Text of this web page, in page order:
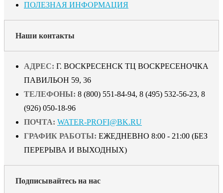
ПОЛЕЗНАЯ ИНФОРМАЦИЯ
Наши контакты
АДРЕС: Г. ВОСКРЕСЕНСК ТЦ ВОСКРЕСЕНОЧКА
ПАВИЛЬОН 59, 36
ТЕЛЕФОНЫ: 8 (800) 551-84-94, 8 (495) 532-56-23, 8
(926) 050-18-96
ПОЧТА: WATER-PROFI@BK.RU
ГРАФИК РАБОТЫ: ЕЖЕДНЕВНО 8:00 - 21:00 (БЕЗ
ПЕРЕРЫВА И ВЫХОДНЫХ)
Подписывайтесь на нас